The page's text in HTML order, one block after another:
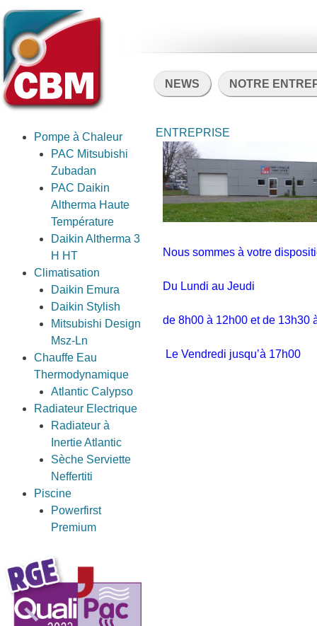
NEWS NOTRE
Pompe à Chaleur
PAC Mitsubishi
Zubadan
PAC Daikin
Altherma Haute
Température
Daikin Altherma 3
H HT
Climatisation
Daikin Emura
Daikin Stylish
Mitsubishi Design
Msz-Ln
Chauffe Eau
Thermodynamique
Atlantic Calypso
Radiateur Electrique
Radiateur à
Inertie Atlantic
Sèche Serviette
Neffertiti
Piscine
Powerfirst
Premium
ENTREPRISE
Nous sommes à votre
Du Lundi au Jeudi
de 8h00 à 12h00 et de 13h30
Le Vendredi jusqu’à 17h00